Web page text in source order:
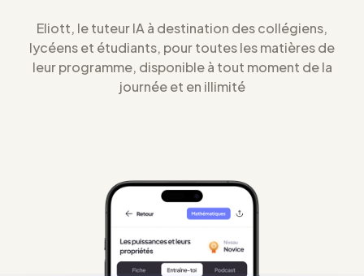
Eliott, le tuteur IA à destination des collégiens,
lycéens et étudiants, pour toutes les matières de
leur programme, disponible à tout moment de la
journée et en illimité